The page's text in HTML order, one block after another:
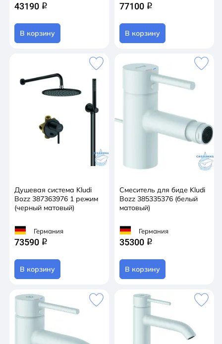
43190 q
В корзину
77100 q
В корзину
Душевая система Kludi
Bozz 387363976 1 режим
(черный матовый)
Германия
73590 q
В корзину
Смеситель для биде Kludi
Bozz 385335376 (белый
матовый)
Германия
35300 q
В корзину